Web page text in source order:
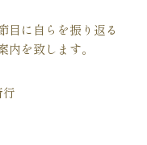
目に自らを振り返る
を致します。